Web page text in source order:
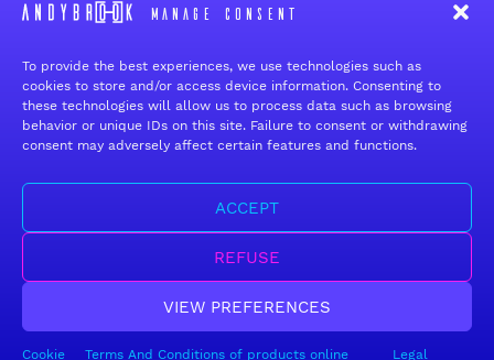
Manage consent
To provide the best experiences, we use technologies such as
cookies to store and/or access device information. Consenting to
these technologies will allow us to process data such as browsing
behavior or unique IDs on this site. Failure to consent or withdrawing
consent may adversely affect certain features and functions.
ACCEPT
REFUSE
VIEW PREFERENCES
Cookie
Terms And Conditions of products online
Legal
BOSTON
Chers clients,
Notre permanence téléphonique sera fermée du lundi 10 août au
dimanche 23 août inclus.
en compte et expédiées avec un délai un peu plus long que
d’habitude. Seule la permanence téléphonique sera interrompue.
office@andybrook.fr
Nous vous souhaitons à toutes et à tous de très belles vacances
et vous donnons rendez-vous à notre retour, en pleine forme,